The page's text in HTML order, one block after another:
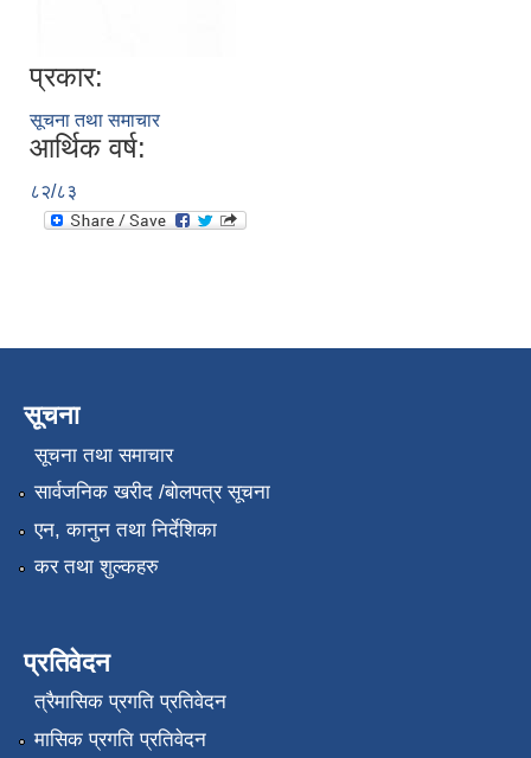
प्रकार:
सूचना तथा समाचार
आर्थिक वर्ष:
८२/८३
सूचना
सूचना तथा समाचार
सार्वजनिक खरीद /बोलपत्र सूचना
एन, कानुन तथा निर्देशिका
कर तथा शुल्कहरु
प्रतिवेदन
त्रैमासिक प्रगति प्रतिवेदन
मासिक प्रगति प्रतिवेदन